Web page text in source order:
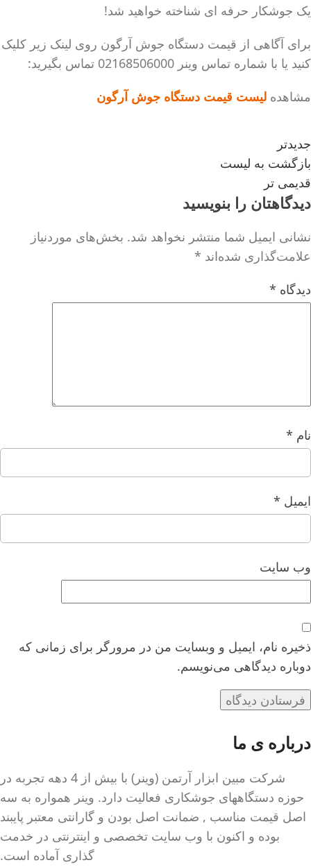
یک جوشکار حرفه ای شناخته خواهید شد!
برای آگاهی از قیمت دستگاه جوش آرگون روی لینک زیر کلیک
کنید یا با شماره تماس وینر 02168506000 تماس بگیرید:
مشاهده لیست قیمت دستگاه جوش آرگون
جدیدتر
بازگشت به لیست
قدیمی تر
دیدگاهتان را بنویسید
نشانی ایمیل شما منتشر نخواهد شد. بخش‌های موردنیاز
علامت‌گذاری شده‌اند *
دیدگاه *
نام *
ایمیل *
وب‌ سایت
ذخیره نام، ایمیل و وبسایت من در مرورگر برای زمانی که
دوباره دیدگاهی می‌نویسم.
درباره ی ما
شرکت مبین ابزار آرتمن (وینر) با بیش از 4 دهه تجربه در
حوزه دستگاههای جوشکاری فعالیت دارد. وینر همواره به سه
اصل قیمت مناسب , ضمانت اصل بودن و گارانتی معتبر پایبند
بوده و اکنون با وب سایت تخصصی و اینترنتی در خدمت
گذاری آماده است.